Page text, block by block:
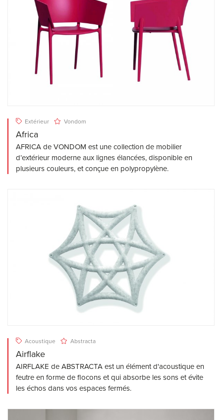
Extérieur Vondom
Africa
AFRICA de VONDOM est une collection de mobilier
d’extérieur moderne aux lignes élancées, disponible en
plusieurs couleurs, et conçue en polypropylène.
Acoustique Abstracta
Airflake
AIRFLAKE de ABSTRACTA est un élément d'acoustique en
feutre en forme de flocons et qui absorbe les sons et évite
les échos dans vos espaces fermés.